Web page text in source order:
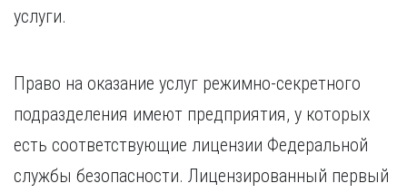
Новосибирск
услуги.
Право на оказание услуг режимно-секретного
подразделения имеют предприятия, у которых
есть соответствующие лицензии Федеральной
службы безопасности. Лицензированный первый